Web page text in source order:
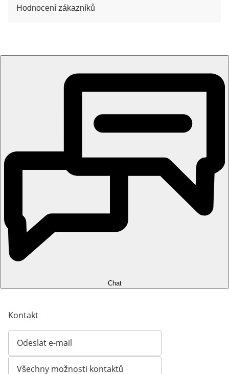
Hodnocení zákazníků
Chat
Kontakt
Odeslat e-mail
Otevírá e-mailového klienta
Všechny možnosti kontaktů